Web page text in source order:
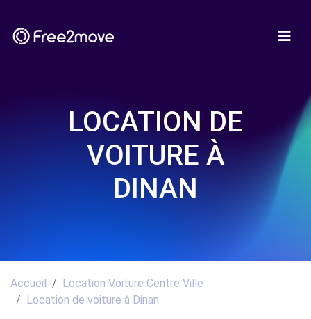
LOCATION DE
VOITURE À
DINAN
Accueil
Location Voiture Centre Ville
Location de voiture à Dinan